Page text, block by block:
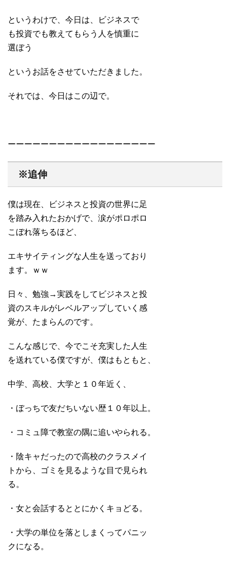
というわけで、今日は、ビジネスで
も投資でも教えてもらう人を慎重に
選ぼう
というお話をさせていただきました。
それでは、今日はこの辺で。
ーーーーーーーーーーーーーーーーーー
※追伸
僕は現在、ビジネスと投資の世界に足
を踏み入れたおかげで、涙がポロポロ
こぼれ落ちるほど、
エキサイティングな人生を送っており
ます。ｗｗ
日々、勉強→実践をしてビジネスと投
資のスキルがレベルアップしていく感
覚が、たまらんのです。
こんな感じで、今でこそ充実した人生
を送れている僕ですが、僕はもともと、
中学、高校、大学と１０年近く、
・ぼっちで友だちいない歴１０年以上。
・コミュ障で教室の隅に追いやられる。
・陰キャだったので高校のクラスメイ
トから、ゴミを見るような目で見られ
る。
・女と会話するととにかくキョどる。
・大学の単位を落としまくってパニッ
クになる。